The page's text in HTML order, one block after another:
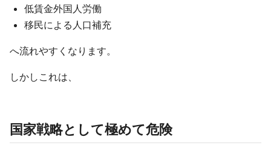
低賃金外国人労働
移民による人口補充
へ流れやすくなります。
しかしこれは、
国家戦略として極めて危険